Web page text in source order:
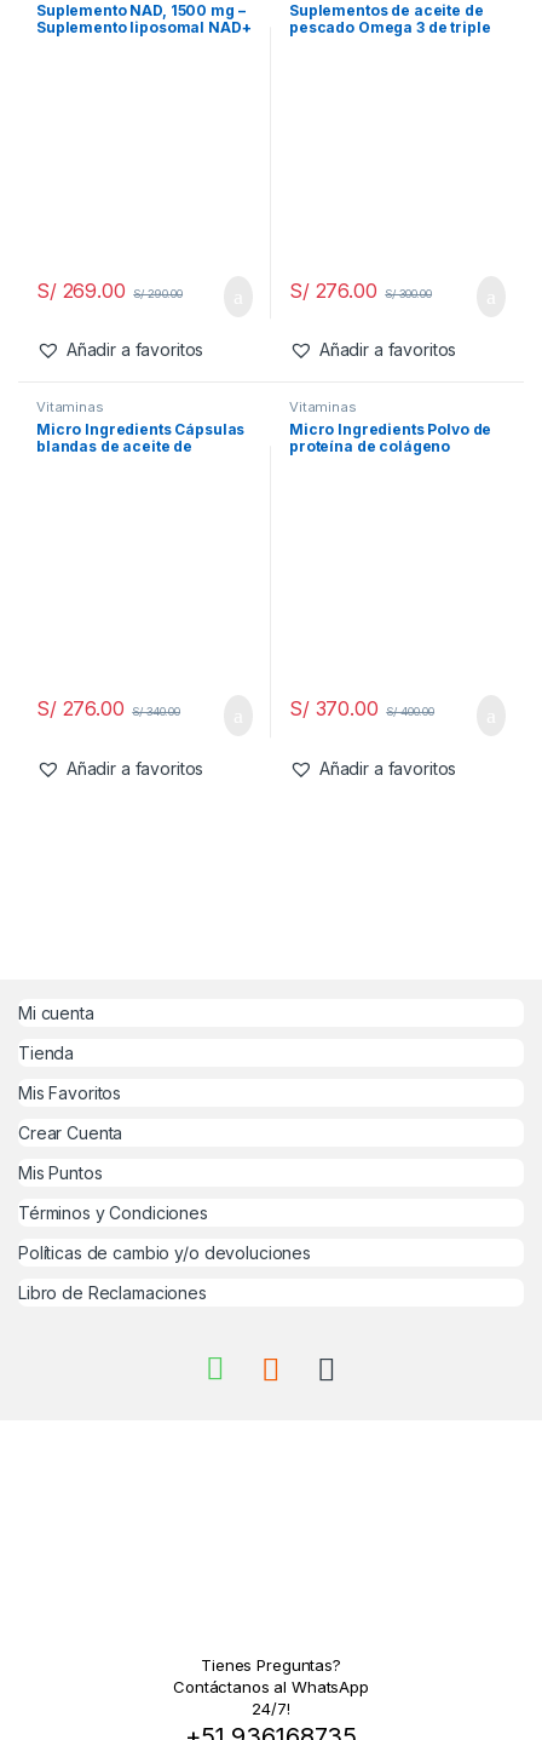
Suplemento NAD, 1500 mg –
Suplemento liposomal NAD+
S/269.00 S/290.00
Añadir a favoritos
Suplementos de aceite de
pescado Omega 3 de triple
S/276.00 S/300.00
Añadir a favoritos
Vitaminasㅤ
Micro Ingredients Cápsulas
blandas de aceite de
S/276.00 S/340.00
Añadir a favoritos
Vitaminasㅤ
Micro Ingredients Polvo de
proteína de colágeno
S/370.00 S/400.00
Añadir a favoritos
Mi cuenta
Tienda
Mis Favoritos
Crear Cuenta
Mis Puntos
Términos y Condiciones
Políticas de cambio y/o devoluciones
Libro de Reclamaciones
Tienes Preguntas?
Contáctanos al WhatsApp
24/7!